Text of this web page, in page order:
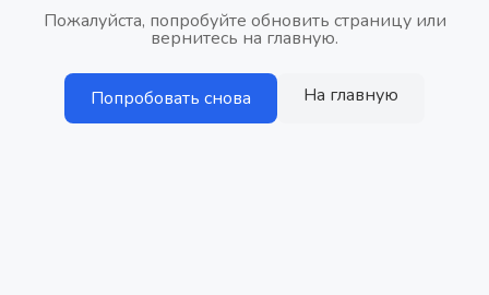
Пожалуйста, попробуйте обновить страницу или
вернитесь на главную.
Попробовать снова На главную